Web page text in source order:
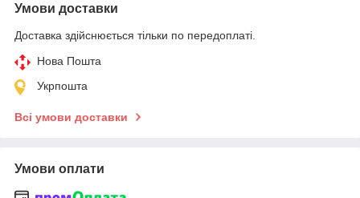
Умови доставки
Доставка здійснюється тільки по передоплаті.
Нова Пошта
Укрпошта
Всі умови доставки
Умови оплати